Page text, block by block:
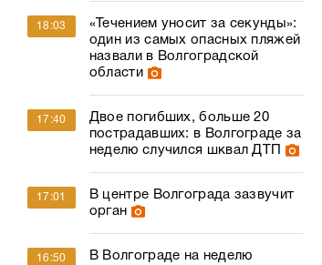
18:03
«Течением уносит за секунды»:
один из самых опасных пляжей
назвали в Волгоградской
области
17:40
Двое погибших, больше 20
пострадавших: в Волгограде за
неделю случился шквал ДТП
17:01
В центре Волгограда зазвучит
орган
16:50
В Волгограде на неделю